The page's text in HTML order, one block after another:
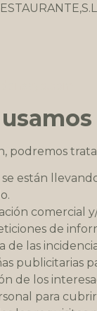
podremos
están
comercial
de
de las
publicitarias
de los
para